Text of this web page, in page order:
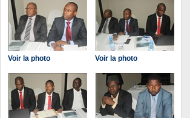
Voir la photo Voir la photo